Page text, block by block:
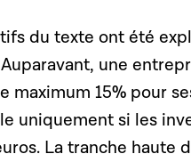
du texte ont été
Auparavant, une
maximum 15% pour
uniquement si les
La tranche haute